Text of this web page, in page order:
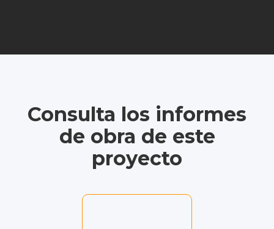
Consulta los informes
de obra de este
proyecto